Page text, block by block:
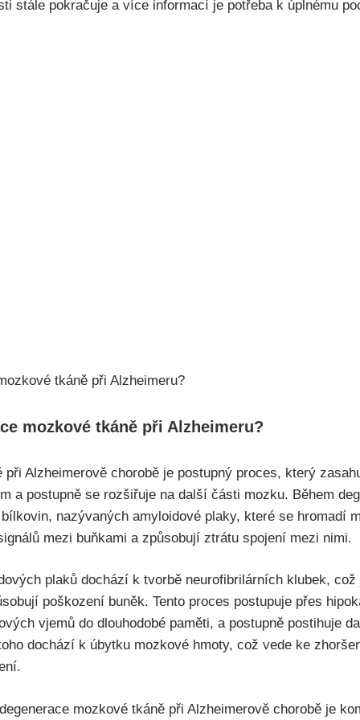
stále pokračuje a více informací je potřeba k úplnému
mozkové tkáně při Alzheimeru?
při Alzheimerově chorobě je postupný proces, který
a postupně se rozšiřuje na další části mozku. Během
nazývaných amyloidové plaky, které se hromadí
mezi buňkami a způsobují ztrátu spojení mezi nimi.
plaků dochází k tvorbě neurofibrilárních klubek,
poškození buněk. Tento proces postupuje přes
vjemů do dlouhodobé paměti, a postupně postihuje
dochází k úbytku mozkové hmoty, což vede ke
mozkové tkáně při Alzheimerově chorobě je